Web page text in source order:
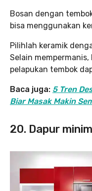
Bosan dengan
bisa menggunakan
Pilihlah keramik
Selain
pelapukan tembok
Baca juga: 5 Tren
Biar Masak Makin
20. Dapur